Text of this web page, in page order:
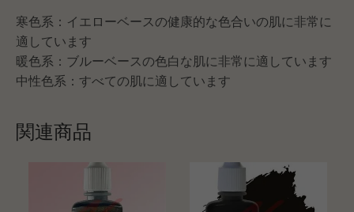
寒色系：イエローベースの健康的な色合いの肌に非常に
適しています
暖色系：ブルーベースの色白な肌に非常に適しています
中性色系：すべての肌に適しています
関連商品